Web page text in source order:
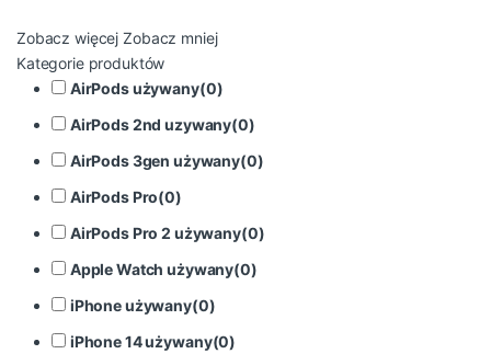
Zobacz więcej Zobacz mniej
Kategorie produktów
AirPods używany(0)
AirPods 2nd uzywany(0)
AirPods 3gen używany(0)
AirPods Pro(0)
AirPods Pro 2 używany(0)
Apple Watch używany(0)
iPhone używany(0)
iPhone 14 używany(0)